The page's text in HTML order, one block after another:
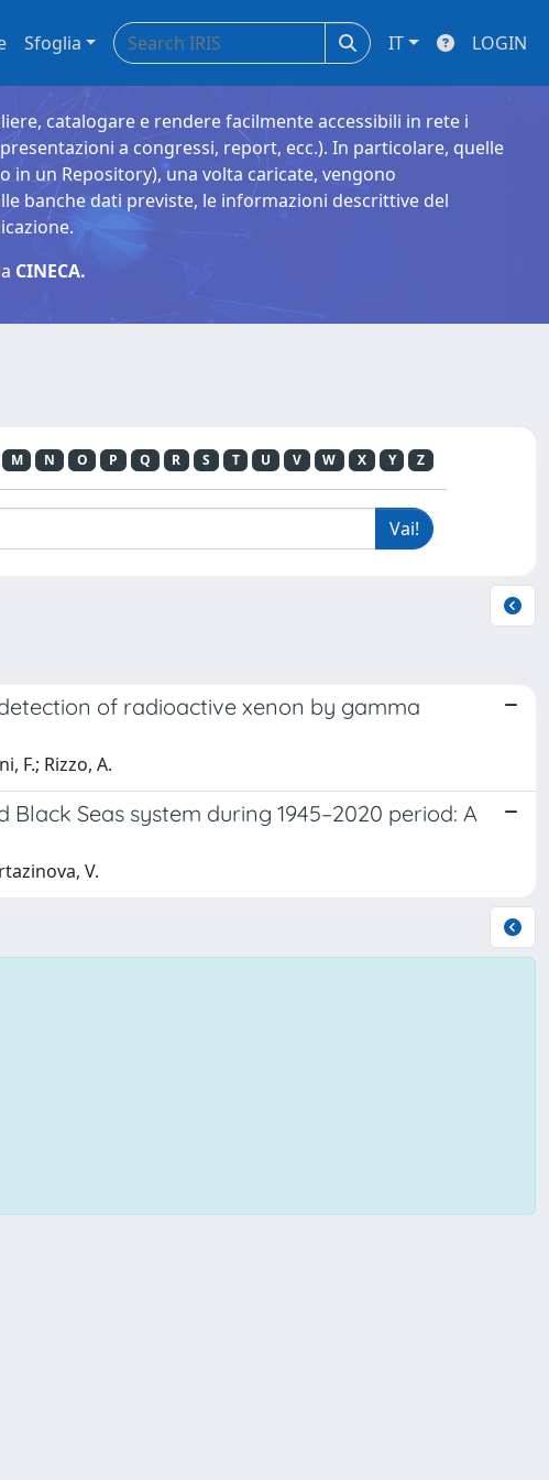
Sfoglia IT LOGIN
catalogare e rendere facilmente accessibili in rete i
a congressi, report, ecc.). In particolare, quelle
in un Repository), una volta caricate, vengono
banche dati previste, le informazioni descrittive del
CINECA.
M N O P Q R S T U V W X Y Z
of radioactive xenon by gamma
F.; Rizzo, A.
Seas system during 1945–2020 period: A
V.